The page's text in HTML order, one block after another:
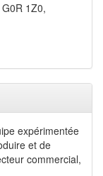
1Z0,
expérimentée
et de
commercial,